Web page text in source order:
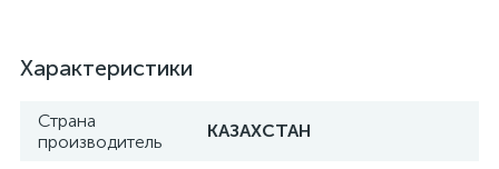
Характеристики
Страна
производитель
КАЗАХСТАН